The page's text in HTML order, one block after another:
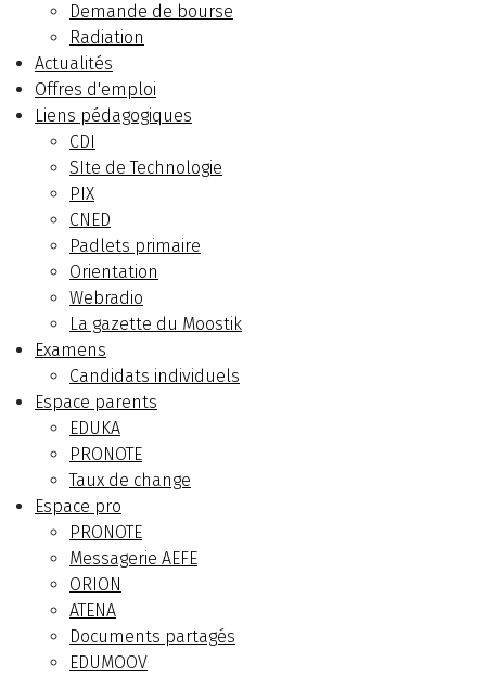
Demande de bourse
Radiation
Actualités
Offres d'emploi
Liens pédagogiques
CDI
SIte de Technologie
PIX
CNED
Padlets primaire
Orientation
Webradio
La gazette du Moostik
Examens
Candidats individuels
Espace parents
EDUKA
PRONOTE
Taux de change
Espace pro
PRONOTE
Messagerie AEFE
ORION
ATENA
Documents partagés
EDUMOOV